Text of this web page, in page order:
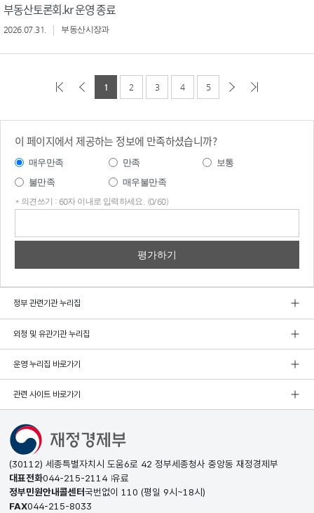
부동산토론회.kr 운영 종료
2026.07.31. 부동산시장과
1 2 3 4 5
이 페이지에서 제공하는 정보에 만족하셨습니까?
매우만족 만족
보통
불만족
매우불만족
* 의견쓰기 : 60자 이내로 입력하세요. (0/60)
정부 관련기관 누리집
외청 및 유관기관 누리집
운영 누리집 바로가기
관련 사이트 바로가기
(30112) 세종특별자치시 도움6로 42 정부세종청사 중앙동 재정경제부
대표전화044-215-2114 유료
정부민원안내콜센터국번없이 110 (평일 9시~18시)
FAX044-215-8033